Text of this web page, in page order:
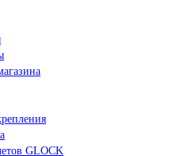
GLOCK